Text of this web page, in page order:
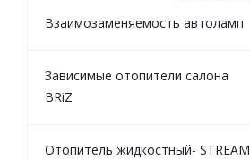
Взаимозаменяемость автоламп
Зависимые отопители салона
BRiZ
Отопитель жидкостный- STREAM